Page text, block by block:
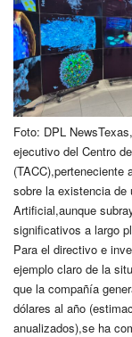
Foto: DPL
ejecutivo del Centro
(TACC),perteneciente
sobre la existencia de
Artificial,aunque
significativos a largo
Para el directivo e
ejemplo claro de la
que la compañía
dólares al año
anualizados),se ha